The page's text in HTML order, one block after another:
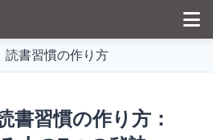
読書習慣の作り方
書習慣の作り方：